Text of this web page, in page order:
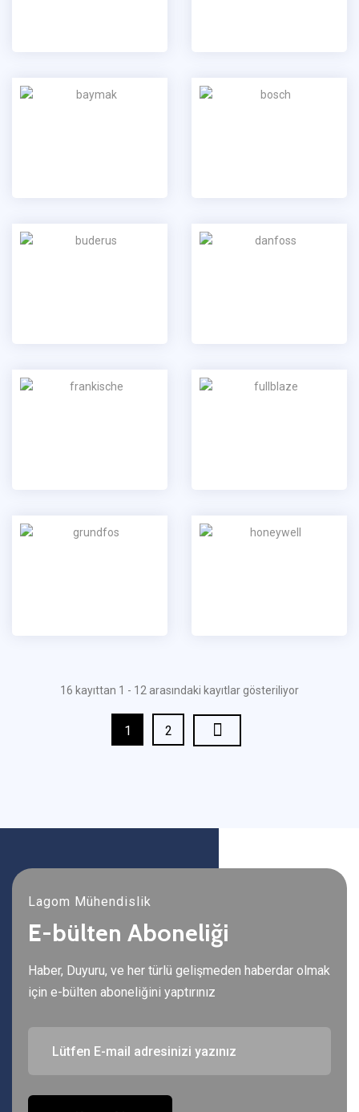
16 kayıttan 1 - 12 arasındaki kayıtlar gösteriliyor
1 2
Lagom Mühendislik
E-bülten Aboneliği
Haber, Duyuru, ve her türlü gelişmeden haberdar olmak
için e-bülten aboneliğini yaptırınız